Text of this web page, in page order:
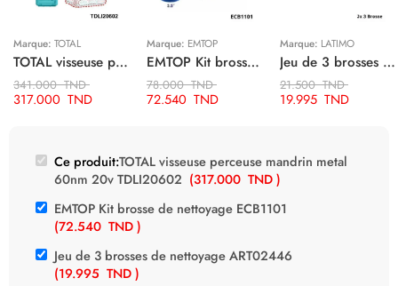
Marque: TOTAL
TOTAL visseuse perceuse mandrin metal 60nm 20v TDLI20602
341.000TND
317.000 TND
Marque: EMTOP
EMTOP Kit brosse de nettoyage ECB1101
78.000TND
72.540 TND
Marque: LATIMO
Jeu de 3 brosses de nettoyage ART02446
21.500TND
19.995 TND
Ce produit:TOTAL visseuse perceuse mandrin metal
60nm 20v TDLI20602 (317.000 TND)
EMTOP Kit brosse de nettoyage ECB1101
(72.540 TND)
Jeu de 3 brosses de nettoyage ART02446
(19.995 TND)